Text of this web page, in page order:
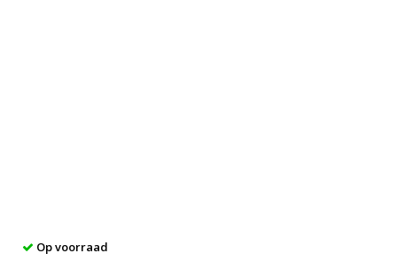
Op voorraad